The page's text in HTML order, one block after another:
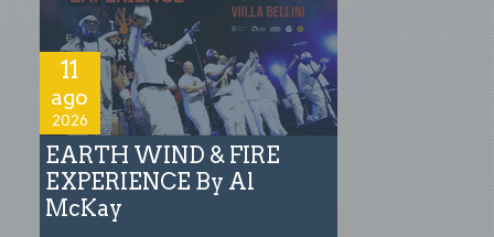
11
ago
2026
EARTH WIND & FIRE
EXPERIENCE By Al
McKay